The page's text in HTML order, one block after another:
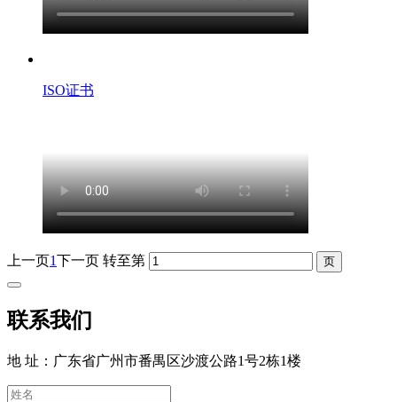
ISO证书
上一页1下一页 转至第
联系我们
地 址：广东省广州市番禺区沙渡公路1号2栋1楼